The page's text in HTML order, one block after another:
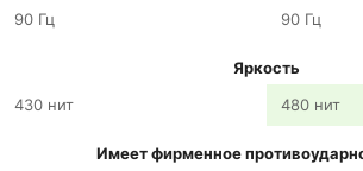
90 Гц 90 Гц
Яркость
430 нит
480 нит
Имеет фирменное